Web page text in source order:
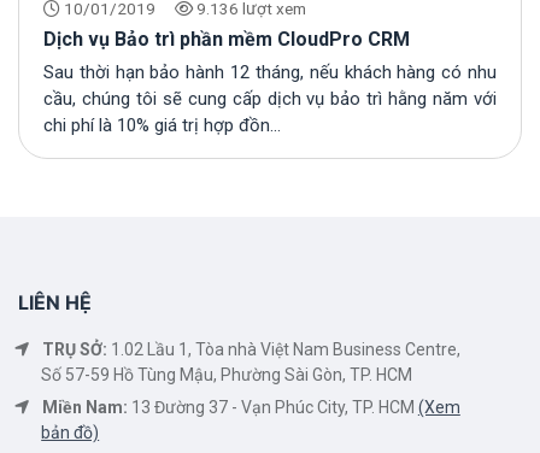
10/01/2019 9.136 lượt xem
Dịch vụ Bảo trì phần mềm CloudPro CRM
Sau thời hạn bảo hành 12 tháng, nếu khách hàng có nhu
cầu, chúng tôi sẽ cung cấp dịch vụ bảo trì hằng năm với
chi phí là 10% giá trị hợp đồn...
LIÊN HỆ
TRỤ SỞ: 1.02 Lầu 1, Tòa nhà Việt Nam Business Centre,
Số 57-59 Hồ Tùng Mậu, Phường Sài Gòn, TP. HCM
Miền Nam: 13 Đường 37 - Vạn Phúc City, TP. HCM (Xem
bản đồ)